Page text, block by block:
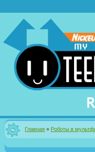
Главная » Роботы в